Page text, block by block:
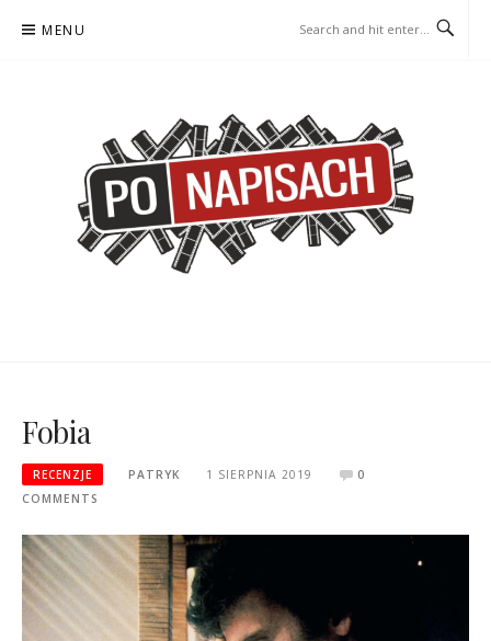
MENU
Fobia
RECENZJE PATRYK 1 SIERPNIA 2019
0
COMMENTS